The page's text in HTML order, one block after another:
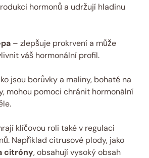
hormonů a udržují hladinu
– zlepšuje prokrvení a může
váš hormonální profil.
jsou borůvky a maliny, bohaté na
mohou pomoci chránit hormonální
klíčovou roli také v regulaci
Například citrusové plody, jako
citróny, obsahují vysoký obsah